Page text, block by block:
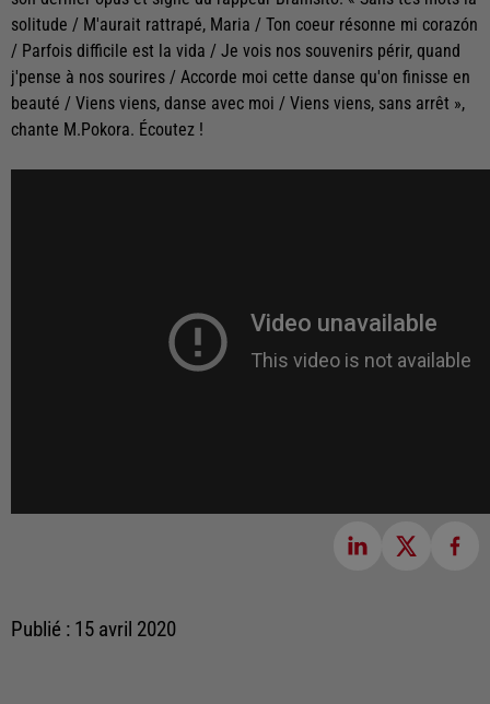
solitude / M'aurait rattrapé, Maria / Ton coeur résonne mi corazón
/ Parfois difficile est la vida / Je vois nos souvenirs périr, quand
j'pense à nos sourires / Accorde moi cette danse qu'on finisse en
beauté / Viens viens, danse avec moi / Viens viens, sans arrêt »,
chante M.Pokora. Écoutez !
Publié : 15 avril 2020